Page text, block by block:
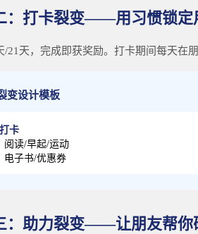
：打卡裂变——用习惯锁定
/21天，完成即获奖励。打卡期间每天在
变设计模板
卡
阅读/早起/运动
电子书/优惠券
：助力裂变——让朋友帮你